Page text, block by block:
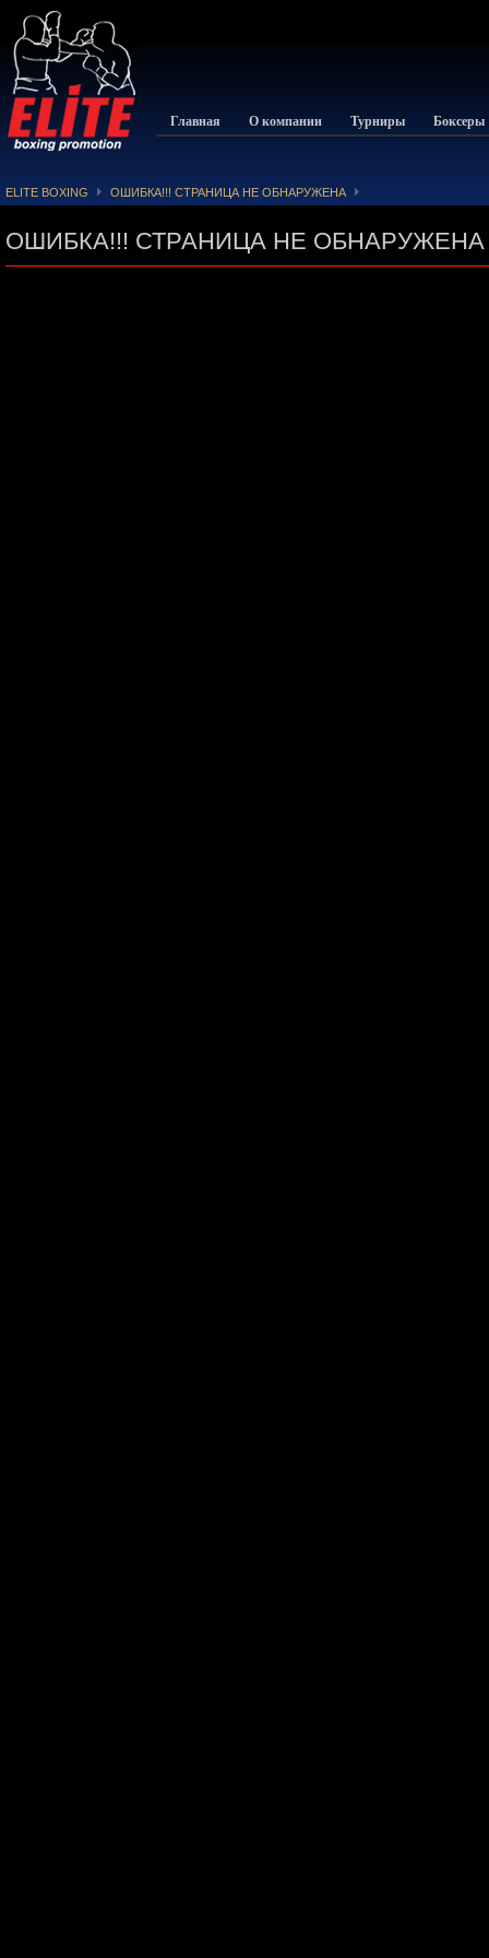
Главная О компании Турниры Боксеры
ELITE BOXING ОШИБКА!!! СТРАНИЦА НЕ ОБНАРУЖЕНА
ОШИБКА!!! СТРАНИЦА НЕ ОБНАРУЖЕНА